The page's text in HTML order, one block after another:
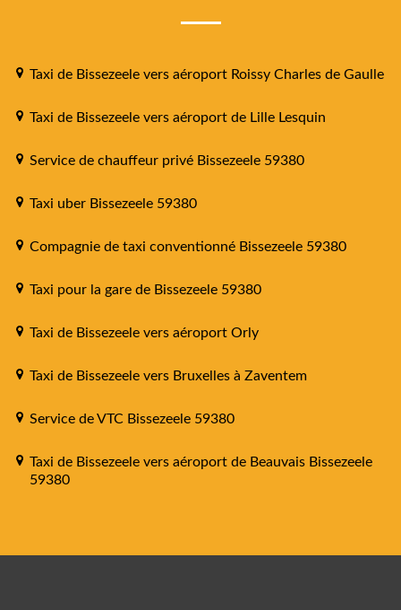
Taxi de Bissezeele vers aéroport Roissy Charles de Gaulle
Taxi de Bissezeele vers aéroport de Lille Lesquin
Service de chauffeur privé Bissezeele 59380
Taxi uber Bissezeele 59380
Compagnie de taxi conventionné Bissezeele 59380
Taxi pour la gare de Bissezeele 59380
Taxi de Bissezeele vers aéroport Orly
Taxi de Bissezeele vers Bruxelles à Zaventem
Service de VTC Bissezeele 59380
Taxi de Bissezeele vers aéroport de Beauvais Bissezeele
59380